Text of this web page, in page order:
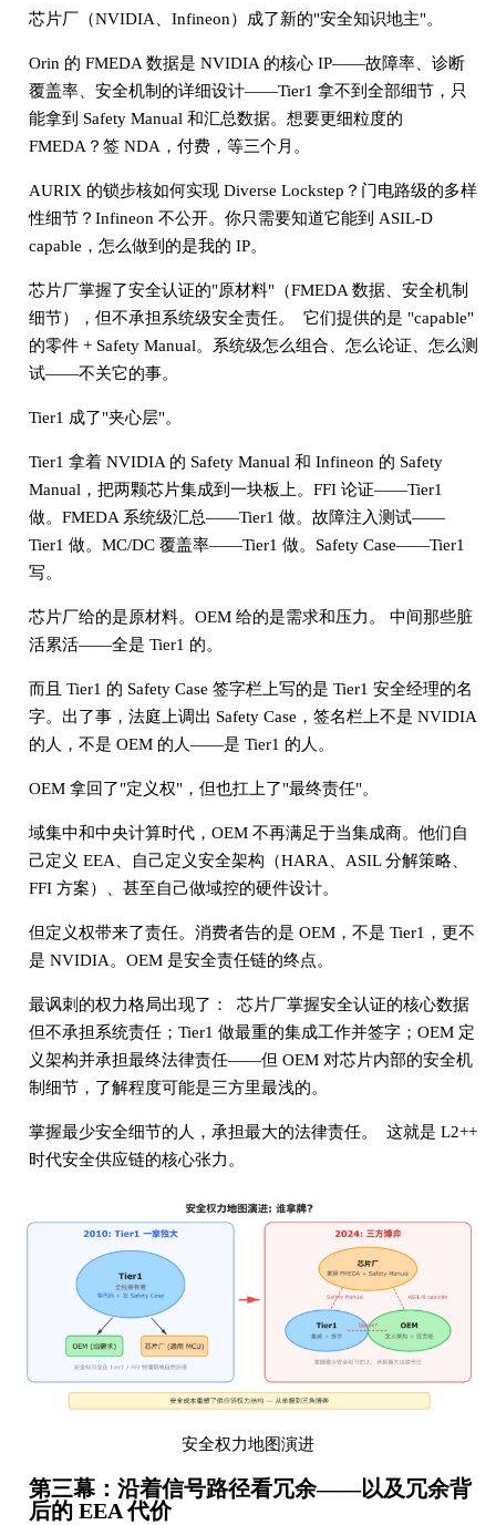
芯片厂（NVIDIA、Infineon）成了新的"安全知识地主"。
Orin 的 FMEDA 数据是 NVIDIA 的核心 IP——故障率、诊断
覆盖率、安全机制的详细设计——Tier1 拿不到全部细节，只
能拿到 Safety Manual 和汇总数据。想要更细粒度的
FMEDA？签 NDA，付费，等三个月。
AURIX 的锁步核如何实现 Diverse Lockstep？门电路级的多样
性细节？Infineon 不公开。你只需要知道它能到 ASIL-D
capable，怎么做到的是我的 IP。
芯片厂掌握了安全认证的"原材料"（FMEDA 数据、安全机制
细节），但不承担系统级安全责任。 它们提供的是 "capable"
的零件 + Safety Manual。系统级怎么组合、怎么论证、怎么测
试——不关它的事。
Tier1 成了"夹心层"。
Tier1 拿着 NVIDIA 的 Safety Manual 和 Infineon 的 Safety
Manual，把两颗芯片集成到一块板上。FFI 论证——Tier1
做。FMEDA 系统级汇总——Tier1 做。故障注入测试——
Tier1 做。MC/DC 覆盖率——Tier1 做。Safety Case——Tier1
写。
芯片厂给的是原材料。OEM 给的是需求和压力。 中间那些脏
活累活——全是 Tier1 的。
而且 Tier1 的 Safety Case 签字栏上写的是 Tier1 安全经理的名
字。出了事，法庭上调出 Safety Case，签名栏上不是 NVIDIA
的人，不是 OEM 的人——是 Tier1 的人。
OEM 拿回了"定义权"，但也扛上了"最终责任"。
域集中和中央计算时代，OEM 不再满足于当集成商。他们自
己定义 EEA、自己定义安全架构（HARA、ASIL 分解策略、
FFI 方案）、甚至自己做域控的硬件设计。
但定义权带来了责任。消费者告的是 OEM，不是 Tier1，更不
是 NVIDIA。OEM 是安全责任链的终点。
最讽刺的权力格局出现了： 芯片厂掌握安全认证的核心数据
但不承担系统责任；Tier1 做最重的集成工作并签字；OEM 定
义架构并承担最终法律责任——但 OEM 对芯片内部的安全机
制细节，了解程度可能是三方里最浅的。
掌握最少安全细节的人，承担最大的法律责任。 这就是 L2++
时代安全供应链的核心张力。
安全权力地图演进
第三幕：沿着信号路径看冗余——以及冗余背
后的 EEA 代价